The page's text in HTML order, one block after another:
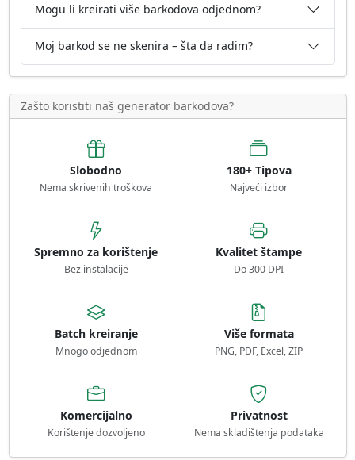
Mogu li kreirati više barkodova odjednom?
Moj barkod se ne skenira – šta da radim?
Zašto koristiti naš generator barkodova?
Slobodno
Nema skrivenih troškova
180+ Tipova
Najveći izbor
Spremno za korištenje
Bez instalacije
Kvalitet štampe
Do 300 DPI
Batch kreiranje
Mnogo odjednom
Više formata
PNG, PDF, Excel, ZIP
Komercijalno
Korištenje dozvoljeno
Privatnost
Nema skladištenja podataka